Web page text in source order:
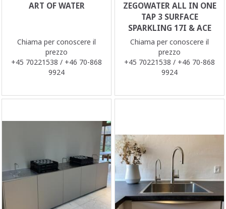
ART OF WATER
Chiama per conoscere il
prezzo
+45 70221538 / +46 70-868
9924
ZEGOWATER ALL IN ONE
TAP 3 SURFACE
SPARKLING 17I & ACE
Chiama per conoscere il
prezzo
+45 70221538 / +46 70-868
9924